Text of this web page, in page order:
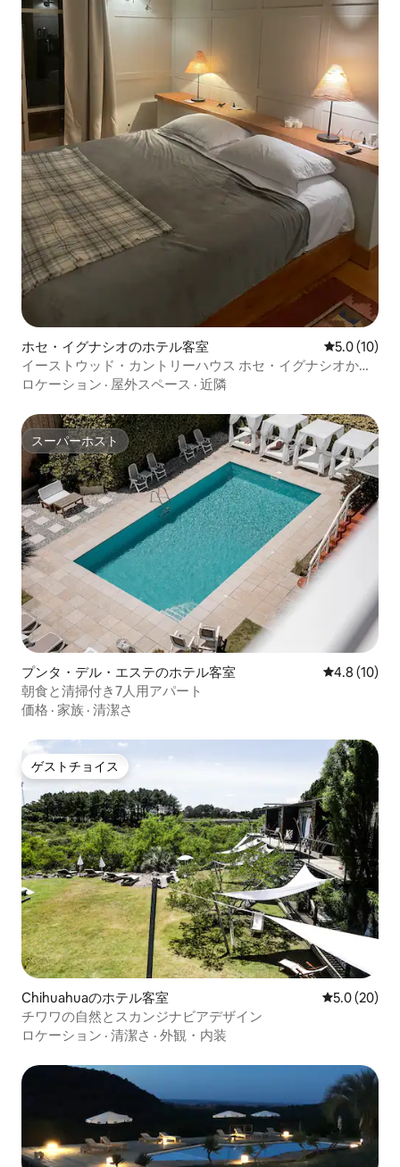
ホセ・イグナシオのホテル客室 レビュー10
5.0 (10)
イーストウッド・カントリーハウス ホセ・イグナシオから
12 km 3
ロケーション · 屋外スペース · 近隣
スーパーホスト
スーパーホスト
プンタ・デル・エステのホテル客室 レビュー10
4.8 (10)
朝食と清掃付き7人用アパート
価格 · 家族 · 清潔さ
ゲストチョイス
ゲストチョイス
Chihuahuaのホテル客室 レビュー20
5.0 (20)
チワワの自然とスカンジナビアデザイン
ロケーション · 清潔さ · 外観・内装